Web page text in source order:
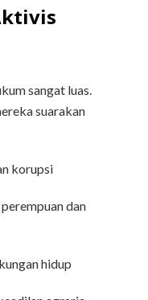
sangat luas.
suarakan
korupsi
dan
hidup